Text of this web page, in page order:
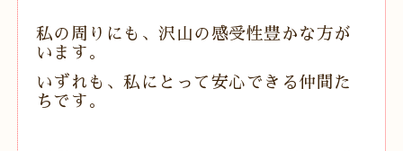
私の周りにも、沢山の感受性豊かな方が
います。
いずれも、私にとって安心できる仲間た
ちです。